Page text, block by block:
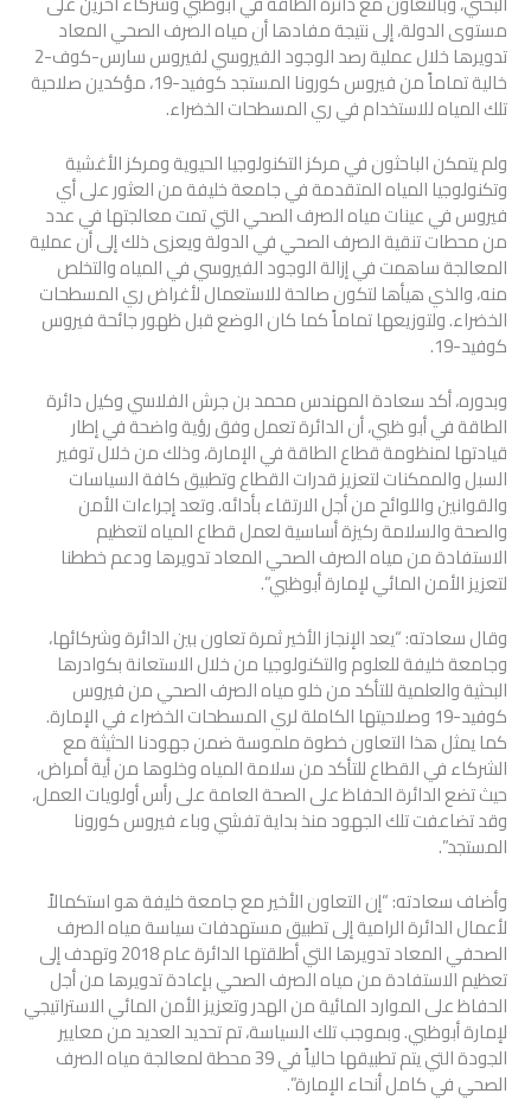
مستوى الدولة، إلى نتيجة مفادها أن مياه الصرف الصحي المعاد
تدويرها خلال عملية رصد الوجود الفيروسي لفيروس سارس-كوف-2
خالية تماماً من فيروس كورونا المستجد كوفيد-19، مؤكدين صلاحية
تلك المياه للاستخدام في ري المسطحات الخضراء.
ولم يتمكن الباحثون في مركز التكنولوجيا الحيوية ومركز الأغشية
وتكنولوجيا المياه المتقدمة في جامعة خليفة من العثور على أي
فيروس في عينات مياه الصرف الصحي التي تمت معالجتها في عدد
من محطات تنقية الصرف الصحي في الدولة ويعزى ذلك إلى أن عملية
المعالجة ساهمت في إزالة الوجود الفيروسي في المياه والتخلص
منه، والذي هيأها لتكون صالحة للاستعمال لأغراض ري المسطحات
الخضراء. ولتوزيعها تماماً كما كان الوضع قبل ظهور جائحة فيروس
كوفيد-19.
وبدوره، أكد سعادة المهندس محمد بن جرش الفلاسي وكيل دائرة
الطاقة في أبو ظبي، أن الدائرة تعمل وفق رؤية واضحة في إطار
قيادتها لمنظومة قطاع الطاقة في الإمارة، وذلك من خلال توفير
السبل والممكنات لتعزيز قدرات القطاع وتطبيق كافة السياسات
والقوانين واللوائح من أجل الارتقاء بأدائه. وتعد إجراءات الأمن
والصحة والسلامة ركيزة أساسية لعمل قطاع المياه لتعظيم
الاستفادة من مياه الصرف الصحي المعاد تدويرها ودعم خططنا
لتعزيز الأمن المائي لإمارة أبوظبي”.
وقال سعادته: “يعد الإنجاز الأخير ثمرة تعاون بين الدائرة وشركائها،
وجامعة خليفة للعلوم والتكنولوجيا من خلال الاستعانة بكوادرها
البحثية والعلمية للتأكد من خلو مياه الصرف الصحي من فيروس
كوفيد-19 وصلاحيتها الكاملة لري المسطحات الخضراء في الإمارة.
كما يمثل هذا التعاون خطوة ملموسة ضمن جهودنا الحثيثة مع
الشركاء في القطاع للتأكد من سلامة المياه وخلوها من أية أمراض،
حيث تضع الدائرة الحفاظ على الصحة العامة على رأس أولويات العمل،
وقد تضاعفت تلك الجهود منذ بداية تفشي وباء فيروس كورونا
المستجد”.
وأضاف سعادته: “إن التعاون الأخير مع جامعة خليفة هو استكمالاً
لأعمال الدائرة الرامية إلى تطبيق مستهدفات سياسة مياه الصرف
الصحفي المعاد تدويرها التي أطلقتها الدائرة عام 2018 وتهدف إلى
تعظيم الاستفادة من مياه الصرف الصحي بإعادة تدويرها من أجل
الحفاظ على الموارد المائية من الهدر وتعزيز الأمن المائي الاستراتيجي
لإمارة أبوظبي. وبموجب تلك السياسة، تم تحديد العديد من معايير
الجودة التي يتم تطبيقها حالياً في 39 محطة لمعالجة مياه الصرف
الصحي في كامل أنحاء الإمارة”.